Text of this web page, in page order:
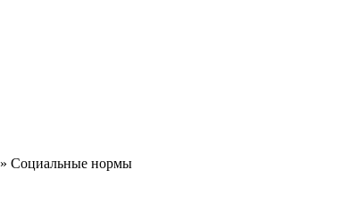
» Социальные нормы